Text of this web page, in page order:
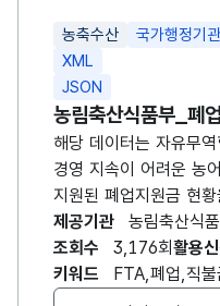
농축수산
국가행정기관
XML
JSON
농림축산식품부_폐
해당 데이터는 자유무
경영 지속이 어려운 농
지원된 폐업지원금 현
체결 이후 수입 농축산
직접적인 피해를 입은
폐업 보상 내역을 담고
지역에서 폐업지원금 수
제공기관 농림축산식
조회수
3,176회 활용
키워드
FTA,폐업,직